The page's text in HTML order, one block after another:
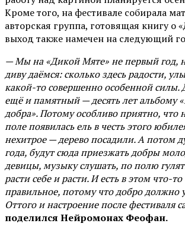
Кроме того, на фестивале собирала
авторская группа, готовящая книгу о
выход также намечен на следующий
— Мы на «Дикой Мяте» не первый год,
диву даёмся: сколько здесь радости,
какой-то совершенно особенной силы.
ещё и памятный — десять лет альбому
добра». Потому особливо приятно, что
поле появилась ель в честь этого
нехитрое — дерево посадили. А потом
года, будут сюда приезжать добры
девицы, музыку слушать, по полю
расти себе и расти. И есть в этом что-
правильное, потому что добро должно
Оттого и настроение после фестиваля
поделился Нейромонах Феофан.